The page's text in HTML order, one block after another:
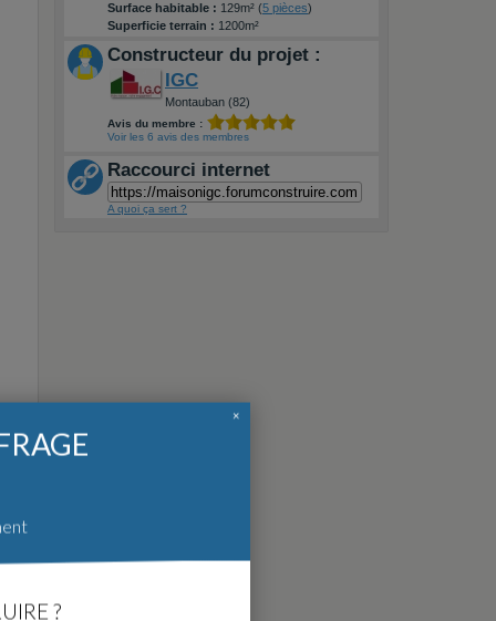
Surface habitable : 129m² (5 pièces)
Superficie terrain : 1200m²
Constructeur du projet :
IGC
Montauban (82)
Avis du membre :
Voir les 6 avis des membres
Raccourci internet
A quoi ça sert ?
?
×